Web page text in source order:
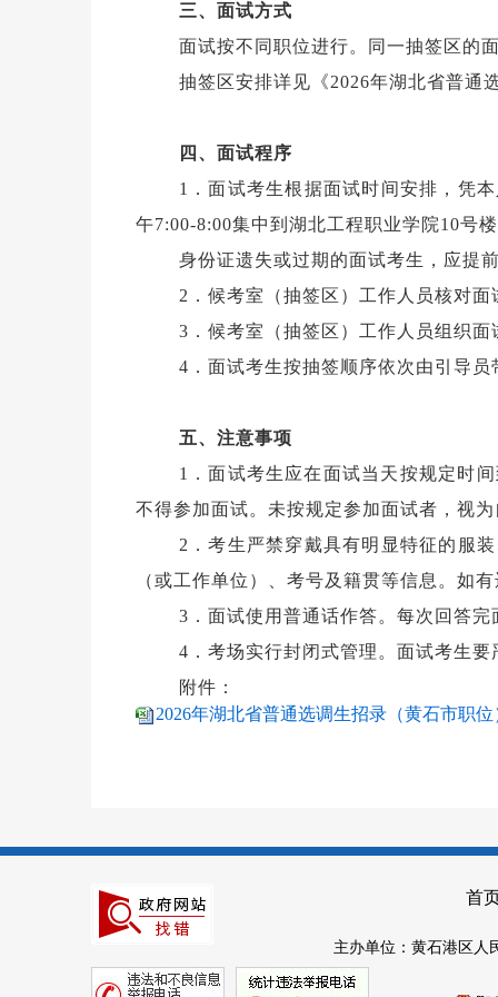
三、面试方式
面试按不同职位进行。同一抽签区的
抽签区安排详见《2026年湖北省普通
四、面试程序
1．面试考生根据面试时间安排，凭
午7:00-8:00集中到湖北工程职业学院10号
身份证遗失或过期的面试考生，应提
2．候考室（抽签区）工作人员核对
3．候考室（抽签区）工作人员组织
4．面试考生按抽签顺序依次由引导
五、注意事项
1．面试考生应在面试当天按规定时
不得参加面试。未按规定参加面试者，视
2．考生严禁穿戴具有明显特征的服
（或工作单位）、考号及籍贯等信息。如
3．面试使用普通话作答。每次回答
4．考场实行封闭式管理。面试考生
附件：
2026年湖北省普通选调生招录（黄石市职
首
主办单位：黄石港区人